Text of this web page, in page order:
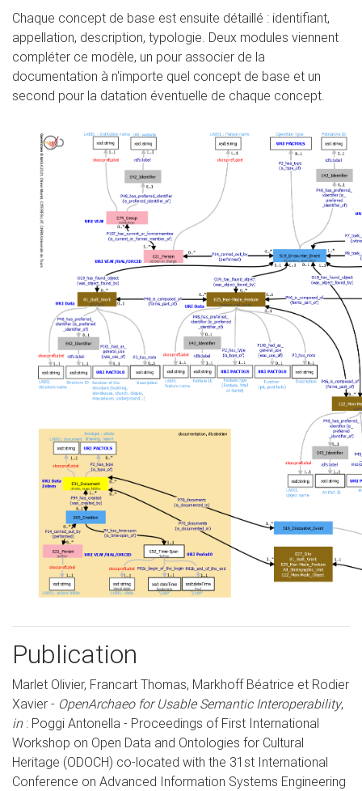
Chaque concept de base est ensuite détaillé : identifiant,
appellation, description, typologie. Deux modules viennent
compléter ce modèle, un pour associer de la
documentation à n'importe quel concept de base et un
second pour la datation éventuelle de chaque concept.
Publication
Marlet Olivier, Francart Thomas, Markhoff Béatrice et Rodier
Xavier - OpenArchaeo for Usable Semantic Interoperability,
in: Poggi Antonella - Proceedings of First International
Workshop on Open Data and Ontologies for Cultural
Heritage (ODOCH) co-located with the 31st International
Conference on Advanced Information Systems Engineering